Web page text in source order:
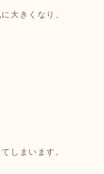
大きくなり、
しまいます。